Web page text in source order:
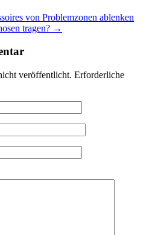
von Problemzonen ablenken
tragen? →
veröffentlicht. Erforderliche